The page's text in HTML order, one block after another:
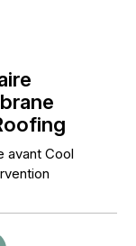
avant Cool